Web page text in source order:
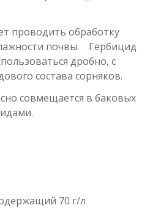
проводить обработку
почвы.
Гербицид
дробно, с
состава сорняков.
совмещается в баковых
70 г/л